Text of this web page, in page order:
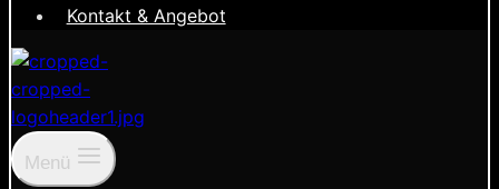
Kontakt & Angebot
Menü